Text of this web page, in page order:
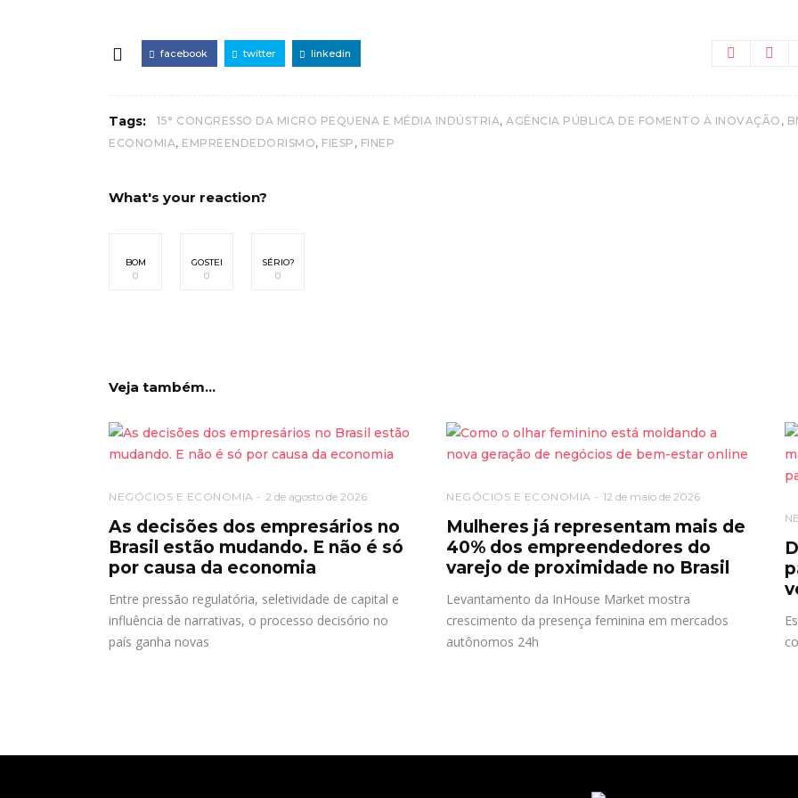
facebook twitter linkedin
Tags: 15° CONGRESSO DA MICRO PEQUENA E MÉDIA INDÚSTRIA, AGÊNCIA PÚBLICA DE FOMENTO À INOVAÇÃO ,
ECONOMIA, EMPREENDEDORISMO, FIESP , FINEP
What's your reaction?
BOM
0
GOSTEI
0
SÉRIO?
0
Veja também...
NEGÓCIOS E ECONOMIA 2 de agosto de 2026
As decisões dos empresários no
Brasil estão mudando. E não é só
por causa da economia
Entre pressão regulatória, seletividade de capital e
influência de narrativas, o processo decisório no
país ganha novas
NEGÓCIOS E ECONOMIA 12 de maio de 2026
Mulheres já representam mais de
40% dos empreendedores do
varejo de proximidade no Brasil
Levantamento da InHouse Market mostra
crescimento da presença feminina em mercados
autônomos 24h